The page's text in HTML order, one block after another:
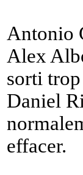
Antonio
Alex
sorti trop
Daniel
effacer.